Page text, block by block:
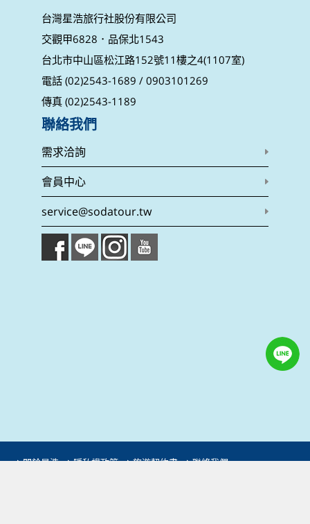
台灣星浩旅行社股份有限公司
交觀甲6828．品保北1543
台北市中山區松江路152號11樓之4(1107室)
電話 (02)2543-1689 / 0903101269
傳真 (02)2543-1189
聯絡我們
需求洽詢
會員中心
service@sodatour.tw
關於星浩 隱私權政策 旅遊契約書 聯絡我們